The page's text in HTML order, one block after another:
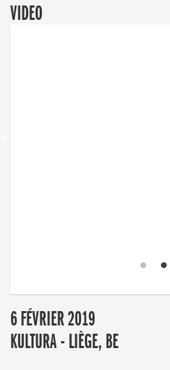
VIDEO
6 FÉVRIER 2019
KULTURA - LIÈGE, BE